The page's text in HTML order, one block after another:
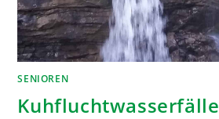
SENIOREN
Kuhfluchtwasserfälle